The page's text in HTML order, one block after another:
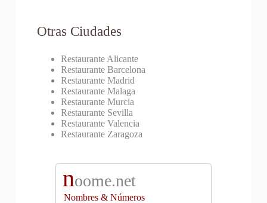
Otras Ciudades
Restaurante Alicante
Restaurante Barcelona
Restaurante Madrid
Restaurante Malaga
Restaurante Murcia
Restaurante Sevilla
Restaurante Valencia
Restaurante Zaragoza
noome.net
Nombres & Números